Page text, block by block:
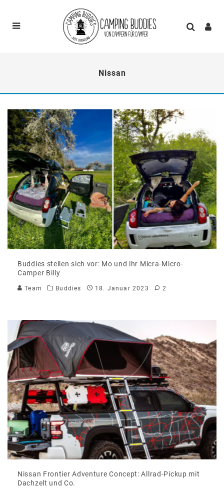
Nissan
Buddies stellen sich vor: Mo und ihr Micra-Micro-
Camper Billy
Team Buddies 18. Januar 2023 2
Nissan Frontier Adventure Concept: Allrad-Pickup mit
Dachzelt und Co.